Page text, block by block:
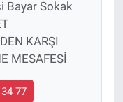
Bayar Sokak
KARŞI
MESAFESİ
77